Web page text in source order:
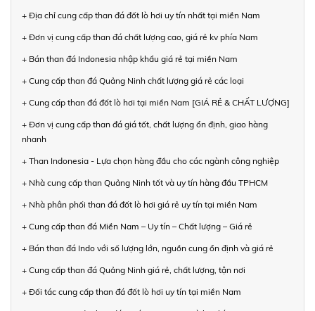
+ Địa chỉ cung cấp than đá đốt lò hơi uy tín nhất tại miền Nam
+ Đơn vị cung cấp than đá chất lượng cao, giá rẻ kv phía Nam
+ Bán than đá Indonesia nhập khẩu giá rẻ tại miền Nam
+ Cung cấp than đá Quảng Ninh chất lượng giá rẻ các loại
+ Cung cấp than đá đốt lò hơi tại miền Nam [GIÁ RẺ & CHẤT LƯỢNG]
+ Đơn vị cung cấp than đá giá tốt, chất lượng ổn định, giao hàng
nhanh
+ Than Indonesia - Lựa chọn hàng đầu cho các ngành công nghiệp
+ Nhà cung cấp than Quảng Ninh tốt và uy tín hàng đầu TPHCM
+ Nhà phân phối than đá đốt lò hơi giá rẻ uy tín tại miền Nam
+ Cung cấp than đá Miền Nam – Uy tín – Chất lượng – Giá rẻ
+ Bán than đá Indo với số lượng lớn, nguồn cung ổn định và giá rẻ
+ Cung cấp than đá Quảng Ninh giá rẻ, chất lượng, tận nơi
+ Đối tác cung cấp than đá đốt lò hơi uy tín tại miền Nam